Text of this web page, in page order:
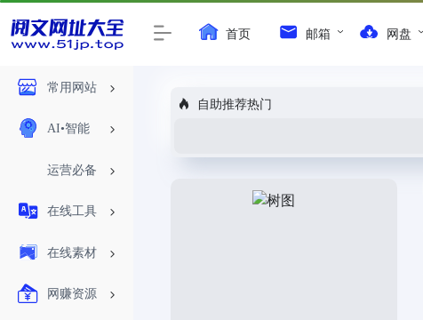
常用网站
AI•智能
运营必备
在线工具
在线素材
网赚资源
首页 邮箱 网盘
自助推荐热门